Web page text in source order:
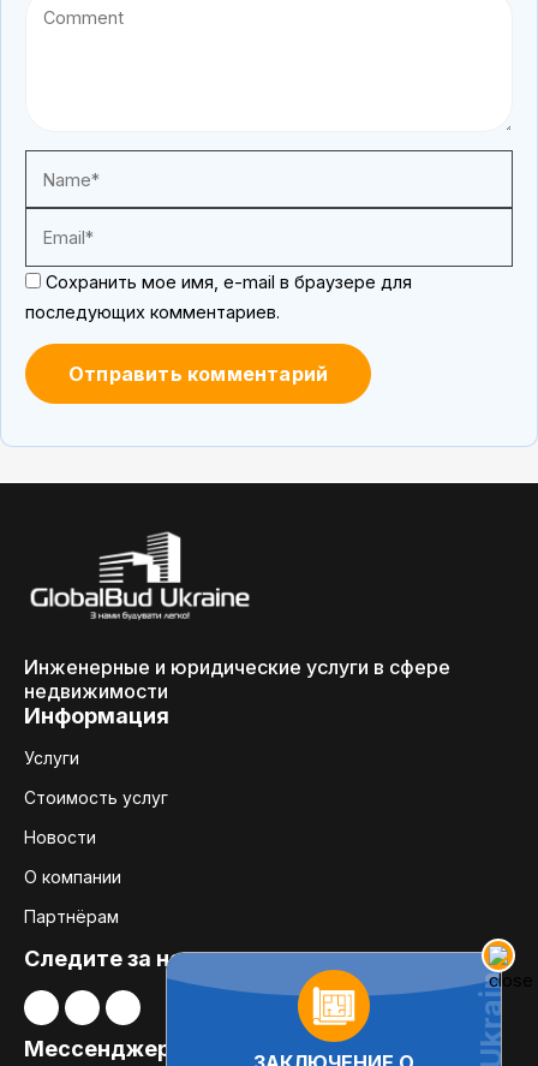
Сохранить мое имя, e-mail в браузере для
последующих комментариев.
Инженерные и юридические услуги в сфере
недвижимости
Информация
Услуги
Стоимость услуг
Новости
О компании
Партнёрам
Следите за нами:
Мессенджеры